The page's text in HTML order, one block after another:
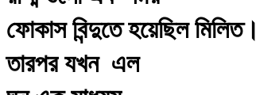
ফোকাস বিন্দুতে হয়েছিল মিলিত।
তারপর যখন এল